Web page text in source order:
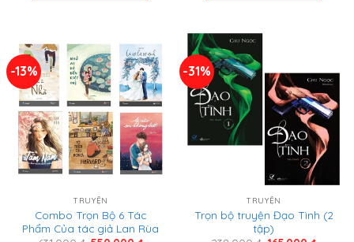
-13%
TRUYỆN
Combo Trọn Bộ 6 Tác
Phẩm Của tác giả Lan Rùa
-31%
TRUYỆN
Trọn bộ truyện Đạo Tình (2
tập)